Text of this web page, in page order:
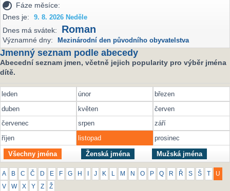
Fáze měsíce:
Dnes je:
9. 8. 2026 Neděle
Dnes má svátek: Roman
Významné dny: Mezinárodní den původního obyvatelstva
Jmenný seznam podle abecedy
Abecední seznam jmen, včetně jejich popularity pro výběr jména
dítě.
leden únor
březen
duben
květen
červen
červenec
srpen
září
říjen
listopad prosinec
Všechny jména Ženská jména Mužská jména
A B C Č D E F G H J K M N O P Q R Ř S Š U
V W X Y Z Ž